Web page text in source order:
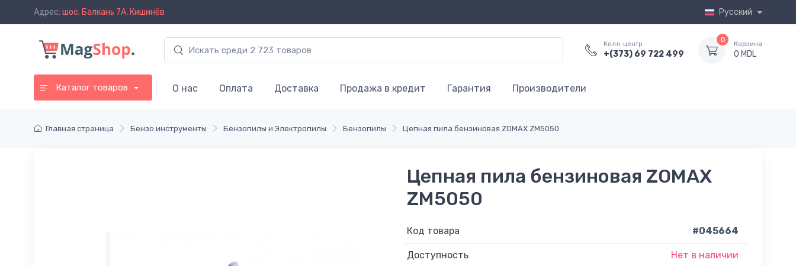
Адрес: шос. Балкань 7A, Кишинёв Русский
Колл-центр
+(373) 69 722 499
0
Корзина
0 MDL
Каталог товаров О нас Оплата Доставка Продажа в кредит Гарантия Производители
Главная страница Бензо инструменты Бензопилы и Электропилы Бензопилы Цепная пила бензиновая ZOMAX ZM5050
Цепная пила бензиновая ZOMAX
ZM5050
Код товара #045664
Доступность Нет в наличии